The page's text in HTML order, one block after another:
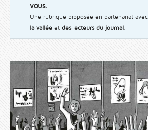
vous.
Une rubrique proposée en partenariat avec
la vallée et des lecteurs du journal.